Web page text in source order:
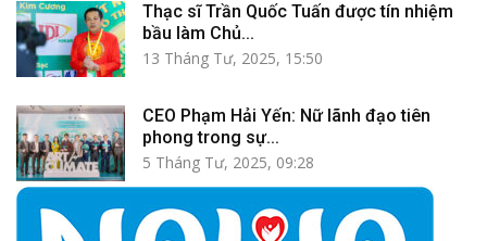
Thạc sĩ Trần Quốc Tuấn được tín nhiệm
bầu làm Chủ...
13 Tháng Tư, 2025, 15:50
CEO Phạm Hải Yến: Nữ lãnh đạo tiên
phong trong sự...
5 Tháng Tư, 2025, 09:28